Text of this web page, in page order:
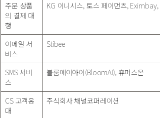
주문 상품
의 결제 대
행
KG 이니시스, 토스 페이먼츠,
이메일 서
비스
Stibee
SMS 서비
스
블룸에이아이(BloomAI), 휴머스온
CS 고객응
대
주식회사 채널코퍼레이션